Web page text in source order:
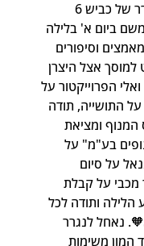
ביום א' בלילה
וסיפורים
אצל היצרן
הפרוייקטור על
התושייה, תודה
המנוף ומציאת
בע"מ" על
על סיום
מכבי על קבלת
ותודה לכל
נאחל לנגרר
המון משימות